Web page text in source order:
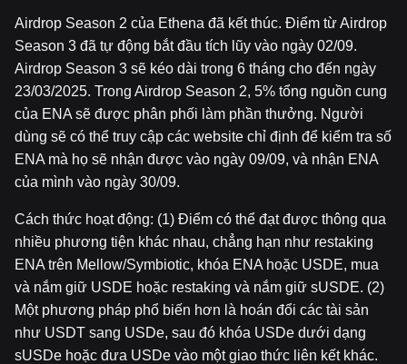
Airdrop Season 2 của Ethena đã kết thúc. Điểm từ Airdrop
Season 3 đã tự động bắt đầu tích lũy vào ngày 02/09.
Airdrop Season 3 sẽ kéo dài trong 6 tháng cho đến ngày
23/03/2025. Trong Airdrop Season 2, 5% tổng nguồn cung
của ENA sẽ được phân phối làm phần thưởng. Người
dùng sẽ có thể truy cập các website chỉ định để kiểm tra số
ENA mà họ sẽ nhận được vào ngày 09/09, và nhận ENA
của mình vào ngày 30/09.
Cách thức hoạt động: (1) Điểm có thể đạt được thông qua
nhiều phương tiện khác nhau, chẳng hạn như restaking
ENA trên Mellow/Symbiotic, khóa ENA hoặc USDE, mua
và nắm giữ USDE hoặc restaking và nắm giữ sUSDE. (2)
Một phương pháp phổ biến hơn là hoán đổi các tài sản
như USDT sang USDe, sau đó khóa USDe dưới dạng
sUSDe hoặc đưa USDe vào một giao thức liên kết khác.